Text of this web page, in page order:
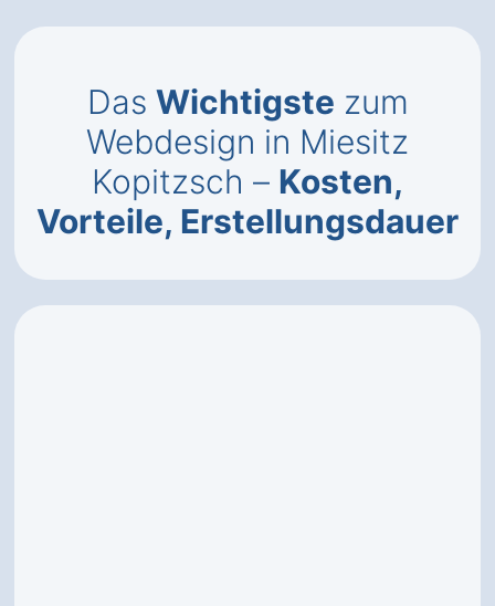
Das Wichtigste zum
Webdesign in Miesitz
Kopitzsch – Kosten,
Vorteile, Erstellungsdauer